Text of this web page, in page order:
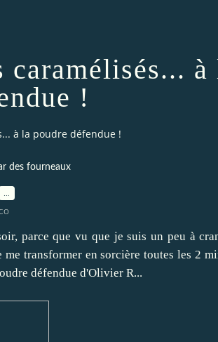
à
!
à la poudre défendue !
des fourneaux
parce que vu que je suis un peu à
transformer en sorcière toutes les 2
défendue d'Olivier R...